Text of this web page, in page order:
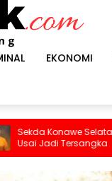
EKONOMI